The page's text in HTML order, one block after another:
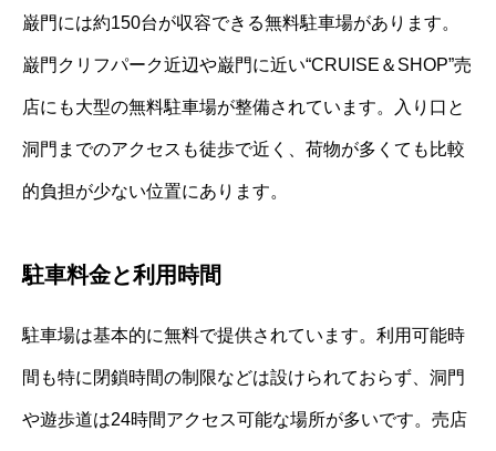
巌門には約150台が収容できる無料駐車場があります。
巌門クリフパーク近辺や巌門に近い“CRUISE＆SHOP”売
店にも大型の無料駐車場が整備されています。入り口と
洞門までのアクセスも徒歩で近く、荷物が多くても比較
的負担が少ない位置にあります。
駐車料金と利用時間
駐車場は基本的に無料で提供されています。利用可能時
間も特に閉鎖時間の制限などは設けられておらず、洞門
や遊歩道は24時間アクセス可能な場所が多いです。売店